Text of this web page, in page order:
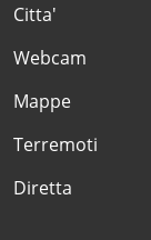
Citta'
Webcam
Mappe
Terremoti
Diretta